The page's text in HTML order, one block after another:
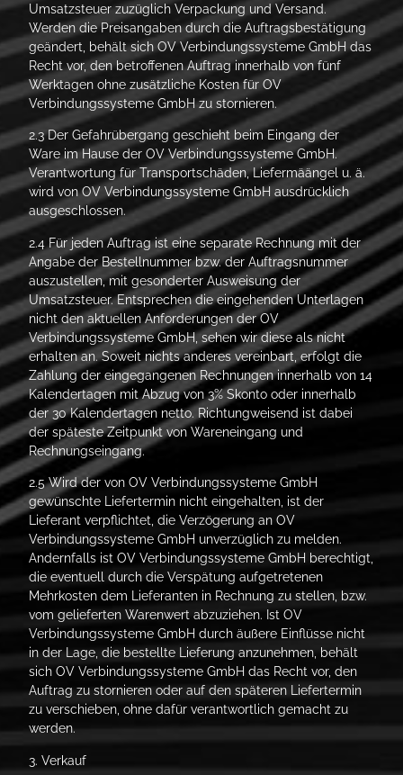
Umsatzsteuer zuzüglich Verpackung und Versand.
Werden die Preisangaben durch die Auftragsbestätigung
geändert, behält sich OV Verbindungssysteme GmbH das
Recht vor, den betroffenen Auftrag innerhalb von fünf
Werktagen ohne zusätzliche Kosten für OV
Verbindungssysteme GmbH zu stornieren.
2.3 Der Gefahrübergang geschieht beim Eingang der
Ware im Hause der OV Verbindungssysteme GmbH.
Verantwortung für Transportschäden, Liefermäängel u. ä.
wird von OV Verbindungssysteme GmbH ausdrücklich
ausgeschlossen.
2.4 Für jeden Auftrag ist eine separate Rechnung mit der
Angabe der Bestellnummer bzw. der Auftragsnummer
auszustellen, mit gesonderter Ausweisung der
Umsatzsteuer. Entsprechen die eingehenden Unterlagen
nicht den aktuellen Anforderungen der OV
Verbindungssysteme GmbH, sehen wir diese als nicht
erhalten an. Soweit nichts anderes vereinbart, erfolgt die
Zahlung der eingegangenen Rechnungen innerhalb von 14
Kalendertagen mit Abzug von 3% Skonto oder innerhalb
der 30 Kalendertagen netto. Richtungweisend ist dabei
der späteste Zeitpunkt von Wareneingang und
Rechnungseingang.
2.5 Wird der von OV Verbindungssysteme GmbH
gewünschte Liefertermin nicht eingehalten, ist der
Lieferant verpflichtet, die Verzögerung an OV
Verbindungssysteme GmbH unverzüglich zu melden.
Andernfalls ist OV Verbindungssysteme GmbH berechtigt,
die eventuell durch die Verspätung aufgetretenen
Mehrkosten dem Lieferanten in Rechnung zu stellen, bzw.
vom gelieferten Warenwert abzuziehen. Ist OV
Verbindungssysteme GmbH durch äußere Einflüsse nicht
in der Lage, die bestellte Lieferung anzunehmen, behält
sich OV Verbindungssysteme GmbH das Recht vor, den
Auftrag zu stornieren oder auf den späteren Liefertermin
zu verschieben, ohne dafür verantwortlich gemacht zu
werden.
3. Verkauf